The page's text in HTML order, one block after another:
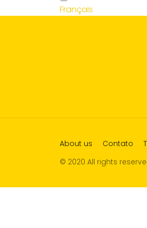
Français
About us Contato
© 2020 All rights